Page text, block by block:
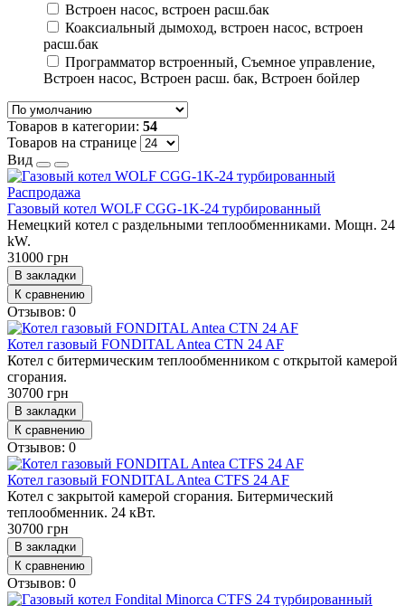
Встроен насос, встроен расш.бак
Коаксиальный дымоход, встроен насос, встроен
расш.бак
Программатор встроенный, Съемное управление,
Встроен насос, Встроен расш. бак, Встроен бойлер
Товаров в категории: 54
Товаров на странице
Вид
Распродажа
Газовый котел WOLF CGG-1K-24 турбированный
Немецкий котел с раздельными теплообменниками. Мощн. 24
kW.
31000 грн
В закладки
К сравнению
Отзывов: 0
Котел газовый FONDITAL Antea CTN 24 AF
Котел с битермическим теплообменником с открытой камерой
сгорания.
30700 грн
В закладки
К сравнению
Отзывов: 0
Котел газовый FONDITAL Antea CTFS 24 AF
Котел с закрытой камерой сгорания. Битермический
теплообменник. 24 кВт.
30700 грн
В закладки
К сравнению
Отзывов: 0